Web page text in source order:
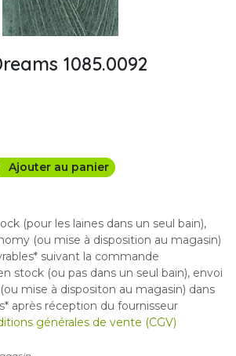
1085.0092
Ajouter au panier
(pour les laines dans un seul bain),
(ou mise à disposition au magasin)
suivant la commande
stock (ou pas dans un seul bain), envoi
mise à dispositon au magasin) dans
après réception du fournisseur
générales de vente (CGV)